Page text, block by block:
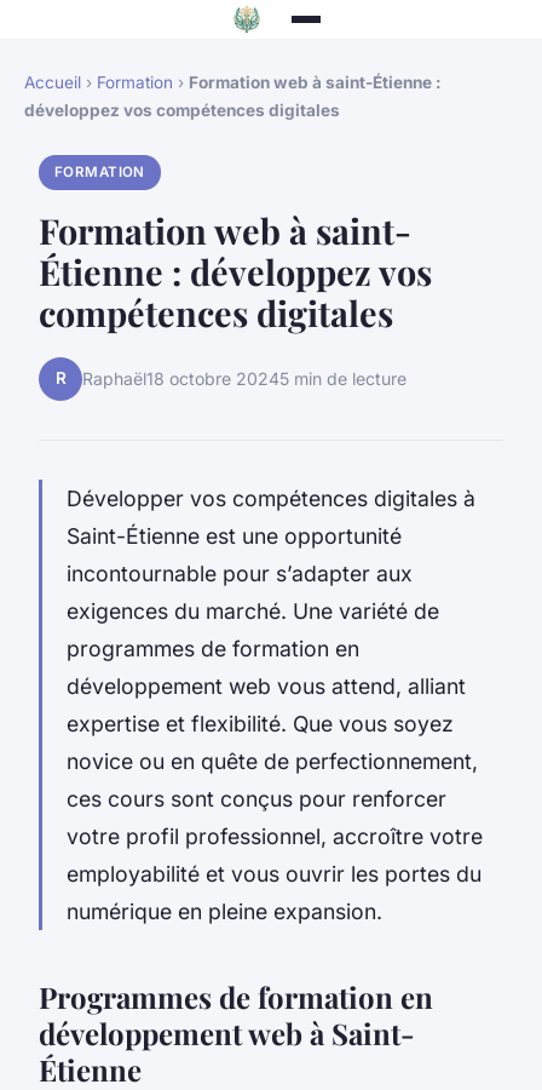
Accueil › Formation › Formation web à saint-Étienne :
développez vos compétences digitales
FORMATION
Formation web à saint-
Étienne : développez vos
compétences digitales
R Raphaël18 octobre 20245 min de lecture
Développer vos compétences digitales à
Saint-Étienne est une opportunité
incontournable pour s’adapter aux
exigences du marché. Une variété de
programmes de formation en
développement web vous attend, alliant
expertise et flexibilité. Que vous soyez
novice ou en quête de perfectionnement,
ces cours sont conçus pour renforcer
votre profil professionnel, accroître votre
employabilité et vous ouvrir les portes du
numérique en pleine expansion.
Programmes de formation en
développement web à Saint-
Étienne